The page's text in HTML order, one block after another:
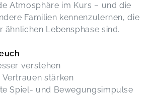
Atmosphäre im Kurs – und die
Familien kennenzulernen, die
ähnlichen Lebensphase sind.
verstehen
Vertrauen stärken
Spiel- und Bewegungsimpulse